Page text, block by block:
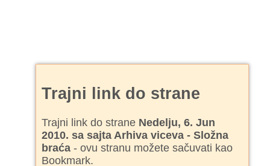
Trajni link do strane
Trajni link do strane Nedelju, 6. Jun
2010. sa sajta Arhiva viceva - Složna
braća - ovu stranu možete sačuvati kao
Bookmark.